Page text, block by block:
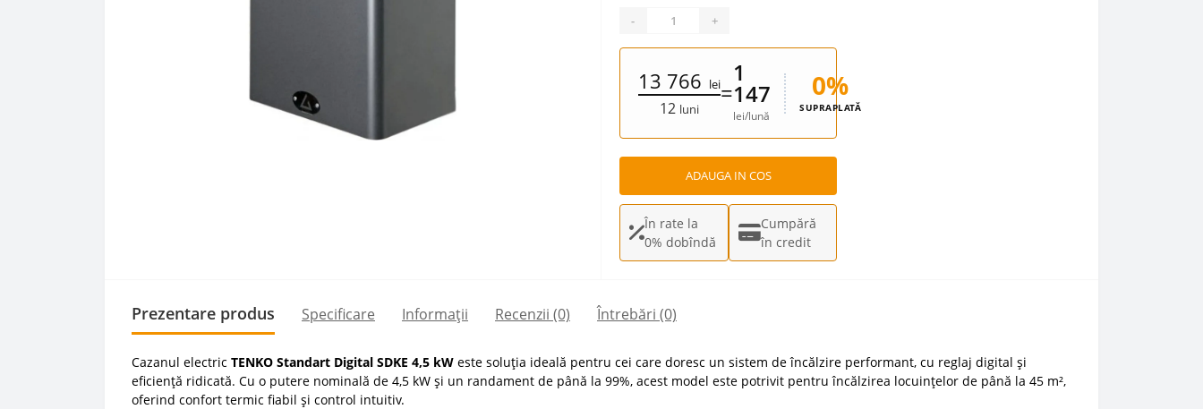
- +
13 766 lei
12 luni
=
1
147
lei/lună
0%
SUPRAPLATĂ
ADAUGA IN COS
În rate la
0% dobîndă
Cumpără
în credit
Prezentare produs Specificare Informații Recenzii (0) Întrebări (0)
Cazanul electric TENKO Standart Digital SDKE 4,5 kW este soluția ideală pentru cei care doresc un sistem de încălzire performant, cu reglaj digital și
eficiență ridicată. Cu o putere nominală de 4,5 kW și un randament de până la 99%, acest model este potrivit pentru încălzirea locuințelor de până la 45 m²,
oferind confort termic fiabil și control intuitiv.